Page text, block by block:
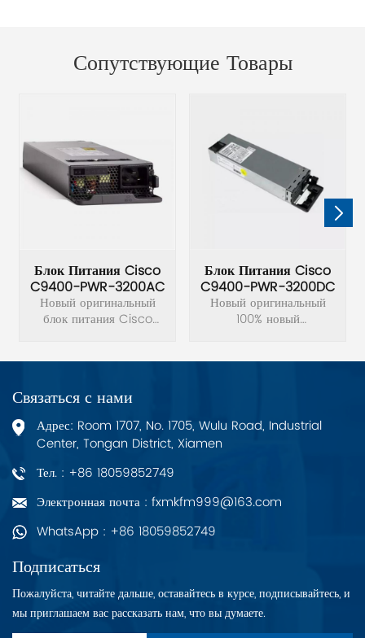
Сопутствующие Товары
Блок Питания Cisco
C9400-PWR-3200AC
Новый оригинальный
блок питания Cisco
тока НОВЫЙ.
Блок Питания Cisco
C9400-PWR-3200DC
Новый оригинальный
100% новый
PWR-3200DC.
Связаться с нами
Адрес: Room 1707, No. 1705, Wulu Road, Industrial
Center, Tongan District, Xiamen
Тел. : +86 18059852749
Электронная почта : fxmkfm999@163.com
WhatsApp : +86 18059852749
Подписаться
Пожалуйста, читайте дальше, оставайтесь в курсе, подписывайтесь, и
мы приглашаем вас рассказать нам, что вы думаете.